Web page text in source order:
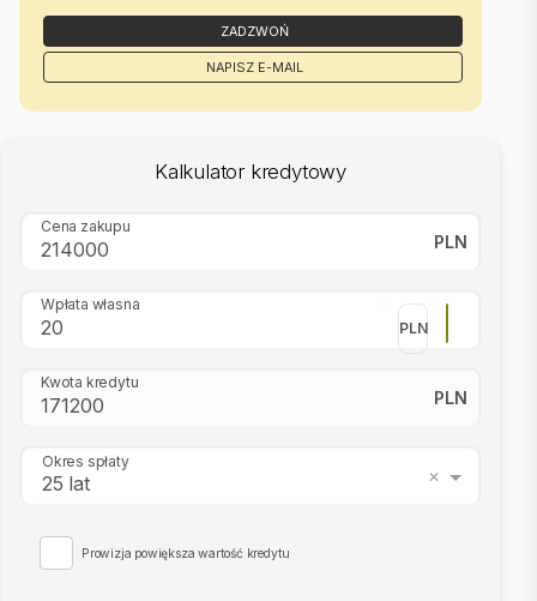
ZADZWOŃ
NAPISZ E-MAIL
Kalkulator kredytowy
Cena zakupu
PLN
Wpłata własna
PLN
Kwota kredytu
PLN
Okres spłaty
25 lat
Prowizja powiększa wartość kredytu